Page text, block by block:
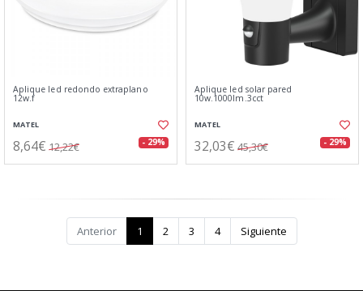
Aplique led redondo extraplano
12w.f
MATEL
8,64€ 12,22€ - 29%
Aplique led solar pared
10w.1000lm.3cct
MATEL
32,03€ 45,30€ - 29%
Anterior 1 2 3 4 Siguiente